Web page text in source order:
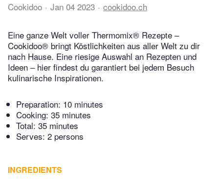
Cookidoo Jan 04 2023 cookidoo.ch
Eine ganze Welt voller Thermomix® Rezepte –
Cookidoo® bringt Köstlichkeiten aus aller Welt zu dir
nach Hause. Eine riesige Auswahl an Rezepten und
Ideen – hier findest du garantiert bei jedem Besuch
kulinarische Inspirationen.
Preparation: 10 minutes
Cooking: 35 minutes
Total: 35 minutes
Serves: 2 persons
INGREDIENTS